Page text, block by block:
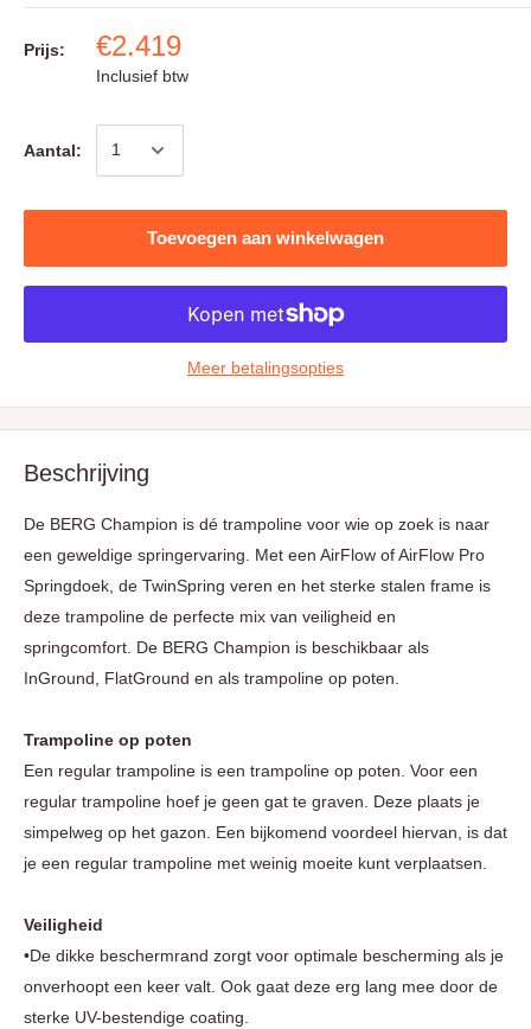
Prijs: €2.419
Inclusief btw
Aantal:
Toevoegen aan winkelwagen
Meer betalingsopties
Beschrijving
De BERG Champion is dé trampoline voor wie op zoek is naar
een geweldige springervaring. Met een AirFlow of AirFlow Pro
Springdoek, de TwinSpring veren en het sterke stalen frame is
deze trampoline de perfecte mix van veiligheid en
springcomfort. De BERG Champion is beschikbaar als
InGround, FlatGround en als trampoline op poten.
Trampoline op poten
Een regular trampoline is een trampoline op poten. Voor een
regular trampoline hoef je geen gat te graven. Deze plaats je
simpelweg op het gazon. Een bijkomend voordeel hiervan, is dat
je een regular trampoline met weinig moeite kunt verplaatsen.
Veiligheid
•De dikke beschermrand zorgt voor optimale bescherming als je
onverhoopt een keer valt. Ook gaat deze erg lang mee door de
sterke UV-bestendige coating.